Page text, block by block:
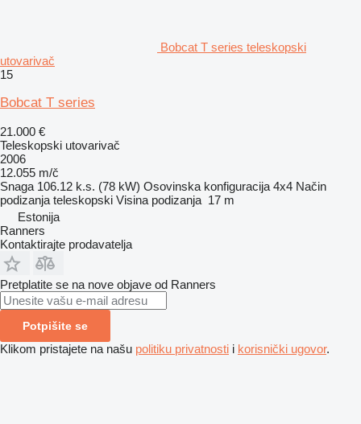
Bobcat T series teleskopski
utovarivač
15
Bobcat T series
21.000 €
Teleskopski utovarivač
2006
12.055 m/č
Snaga 106.12 k.s. (78 kW) Osovinska konfiguracija 4x4 Način
podizanja teleskopski Visina podizanja 17 m
Estonija
Ranners
Kontaktirajte prodavatelja
Pretplatite se na nove objave od Ranners
Potpišite se
Klikom pristajete na našu politiku privatnosti i korisnički ugovor.